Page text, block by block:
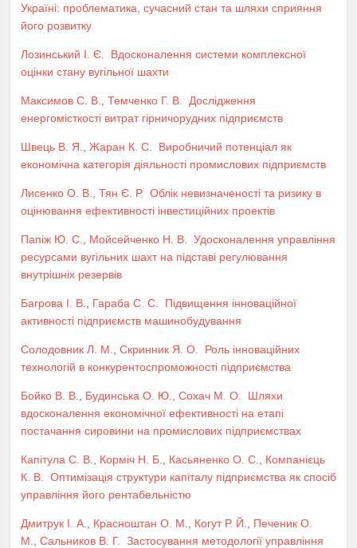
Україні: проблематика, сучасний стан та шляхи сприяння
його розвитку
Лозинський І. Є.
Вдосконалення системи комплексної
оцінки стану вугільної шахти
Максимов С. В. Темченко Г. В.
Дослідження
енергомісткості витрат гірничорудних підприємств
Швець В. Я. Жаран К. С.
Виробничий потенціал як
економічна категорія діяльності промислових підприємств
Лисенко О. В. Тян Є. Р. Облік невизначеності та ризику в
оцінювання ефективності інвестиційних проектів
Папіж Ю. С. Мойсейченко Н. В.
Удосконалення управління
ресурсами вугільних шахт на підставі регулювання
внутрішніх резервів
Багрова І. В. Гараба С. С.
Підвищення інноваційної
активності підприємств машинобудування
Солодовник Л. М. Скринник Я. О.
Роль інноваційних
технологій в конкурентоспроможності підприємства
Бойко В. В. Будинська О. Ю. Сохач М. О.
Шляхи
вдосконалення економічної ефективності на етапі
постачання сировини на промислових підприємствах
Капітула С. В. Корміч Н. Б. Касьяненко О. С.
Компанієць
К. В.
Оптимізація структури капіталу підприємства як спосіб
управління його рентабельністю
Дмитрук І. А. Красноштан О. М. Когут Р. Й.
Печеник О.
М.
Сальников В. Г.
Застосування методології управління